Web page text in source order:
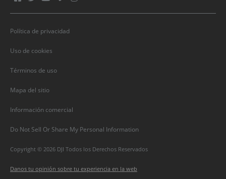
Política de privacidad
Uso de cookies
Términos de uso
Mapa del sitio
Información comercial
Do Not Sell Or Share My Personal Information
Copyright © 2026 DJI Todos los Derechos Reservados
Danos tu opinión sobre tu experiencia en la web